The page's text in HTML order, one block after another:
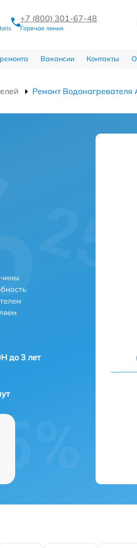
+7 (800) 301-67-48
Горячая линия
Вакансии Контакты
Ремонт Водонагревателя
до 3 лет